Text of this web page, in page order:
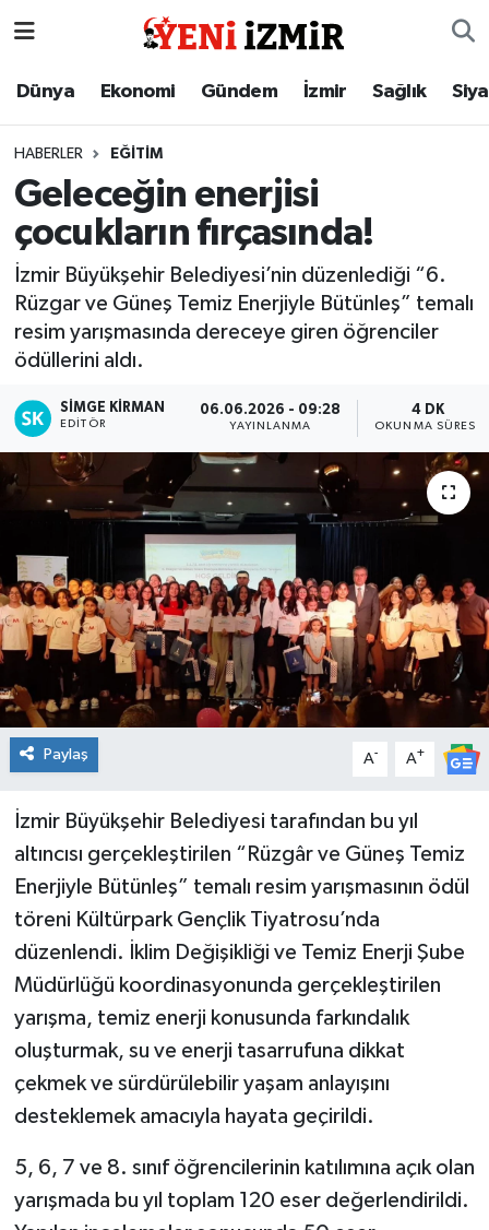
Dünya Ekonomi Gündem İzmir Sağlık
HABERLER EĞITIM
Geleceğin enerjisi
çocukların fırçasında!
İzmir Büyükşehir Belediyesi’nin düzenlediği “6.
Rüzgar ve Güneş Temiz Enerjiyle Bütünleş” temalı
resim yarışmasında dereceye giren öğrenciler
ödüllerini aldı.
SIMGE KİRMAN
EDITÖR
06.06.2026 - 09:28
YAYINLANMA
4 DK
OKUNMA SÜRESI
Paylaş A- A+
İzmir Büyükşehir Belediyesi tarafından bu yıl
altıncısı gerçekleştirilen “Rüzgâr ve Güneş Temiz
Enerjiyle Bütünleş” temalı resim yarışmasının ödül
töreni Kültürpark Gençlik Tiyatrosu’nda
düzenlendi. İklim Değişikliği ve Temiz Enerji Şube
Müdürlüğü koordinasyonunda gerçekleştirilen
yarışma, temiz enerji konusunda farkındalık
oluşturmak, su ve enerji tasarrufuna dikkat
çekmek ve sürdürülebilir yaşam anlayışını
desteklemek amacıyla hayata geçirildi.
5, 6, 7 ve 8. sınıf öğrencilerinin katılımına açık olan
yarışmada bu yıl toplam 120 eser değerlendirildi.
Dünya
Gündem
İzmir
Sağlık
Siyaset
Magazin
Resmi İlanlar
Spor
Teknoloji
Tatil ve Seyahat
Çevre
Okul Gazetesi
İzmir Nöbetçi Eczaneler
İzmir Namaz Vakitleri
İzmir Trafik Yoğunluk Haritası
Süper Lig Puan Durumu ve Fikstür
Tüm Manşetler
Son Dakika Haberleri
Haber Arşivi